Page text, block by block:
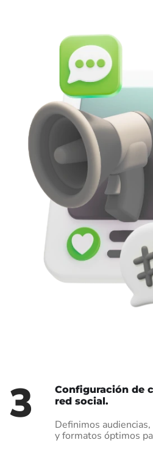
3
Configuración de
red social.
Definimos
y formatos óptimos